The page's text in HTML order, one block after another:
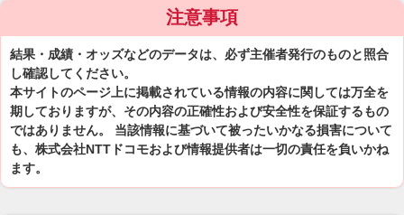
注意事項
結果・成績・オッズなどのデータは、必ず主催者発行のものと照合
し確認してください。
本サイトのページ上に掲載されている情報の内容に関しては万全を
期しておりますが、その内容の正確性および安全性を保証するもの
ではありません。 当該情報に基づいて被ったいかなる損害について
も、株式会社NTTドコモおよび情報提供者は一切の責任を負いかね
ます。